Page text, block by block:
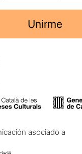
Unirme
asociado a